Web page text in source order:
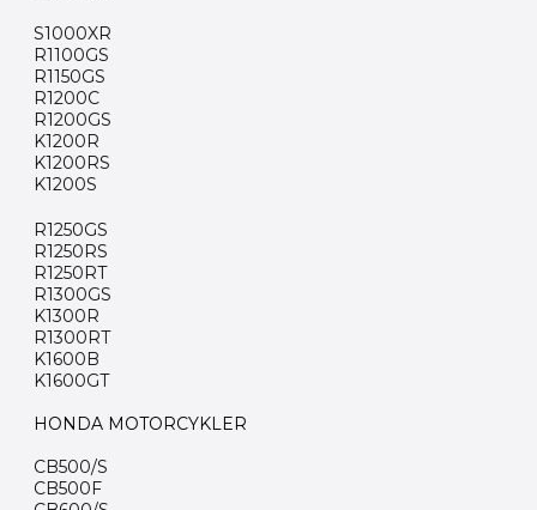
S1000XR
R1100GS
R1150GS
R1200C
R1200GS
K1200R
K1200RS
K1200S
R1250GS
R1250RS
R1250RT
R1300GS
K1300R
R1300RT
K1600B
K1600GT
HONDA MOTORCYKLER
CB500/S
CB500F